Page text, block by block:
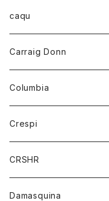
チーフ
バンダナ
トレーナー
オーバーオール
ショートパンツ
レディース
オーバーオール
カーディガン
靴
トップス
ハーフスリーブTシャツ
caqu
Carraig Donn
ニット
Columbia
アウター
ジャケット
Crespi
ジャケット
ワンピース
CRSHR
キャップ
Damasquina